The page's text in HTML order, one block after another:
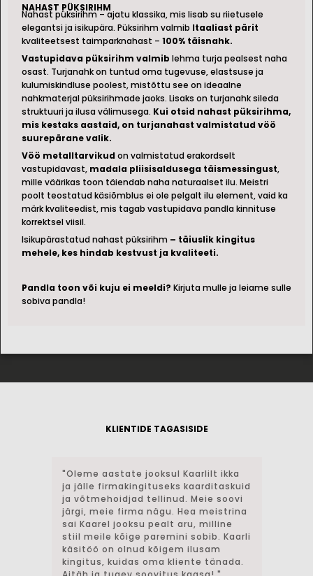
NAHAST PÜKSIRIHM
Nahast püksirihm – ajatu klassika, mis lisab su riietusele
elegantsi ja isikupära. Püksirihm valmib Itaaliast pärit
kvaliteetsest taimparknahast – 100% täisnahk.
Vastupidava püksirihm valmib lehma turja pealsest naha
osast. Turjanahk on tuntud oma tugevuse, elastsuse ja
kulumiskindluse poolest, mistõttu see on ideaalne
nahkmaterjal püksirihmade jaoks. Lisaks on turjanahk sileda
struktuuri ja ilusa välimusega. Kui otsid nahast püksirihma,
mis kestaks aastaid, on turjanahast valmistatud vöö
suurepärane valik.
Vöö metalltarvikud on valmistatud erakordselt
vastupidavast, madala pliisisaldusega täismessingust,
mille väärikas toon täiendab naha naturaalset ilu. Meistri
poolt teostatud käsiõmblus ei ole pelgalt ilu element, vaid ka
märk kvaliteedist, mis tagab vastupidava pandla kinnituse
korrektsel viisil.
Isikupärastatud nahast püksirihm – täiuslik kingitus
mehele, kes hindab kestvust ja kvaliteeti.
Pandla toon või kuju ei meeldi? Kirjuta mulle ja leiame sulle
sobiva pandla!
KLIENTIDE TAGASISIDE
"Oleme aastate jooksul Kaarlilt ikka
ja jälle firmakingituseks kaarditaskuid
ja võtmehoidjad tellinud. Meie soovi
järgi, meie firma nägu. Hea meistrina
sai Kaarel jooksu pealt aru, milline
stiil meile kõige paremini sobib. Kaarli
käsitöö on olnud kõigem ilusam
kingitus, kuidas oma kliente tänada.